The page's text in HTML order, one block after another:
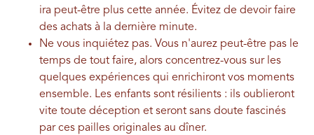
ira peut-être plus cette année. Évitez de devoir faire
des achats à la dernière minute.
Ne vous inquiétez pas. Vous n'aurez peut-être pas le
temps de tout faire, alors concentrez-vous sur les
quelques expériences qui enrichiront vos moments
ensemble. Les enfants sont résilients : ils oublieront
vite toute déception et seront sans doute fascinés
par ces pailles originales au dîner.